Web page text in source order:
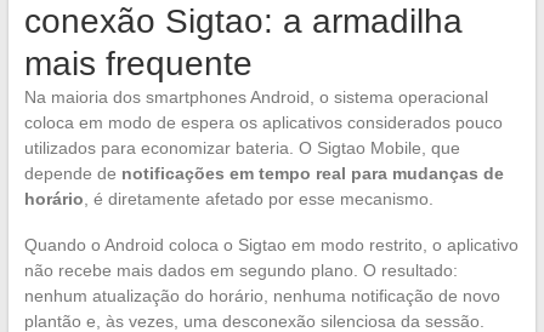
conexão Sigtao: a armadilha
mais frequente
Na maioria dos smartphones Android, o sistema operacional
coloca em modo de espera os aplicativos considerados pouco
utilizados para economizar bateria. O Sigtao Mobile, que
depende de notificações em tempo real para mudanças de
horário , é diretamente afetado por esse mecanismo.
Quando o Android coloca o Sigtao em modo restrito, o aplicativo
não recebe mais dados em segundo plano. O resultado:
nenhum atualização do horário, nenhuma notificação de novo
plantão e, às vezes, uma desconexão silenciosa da sessão.